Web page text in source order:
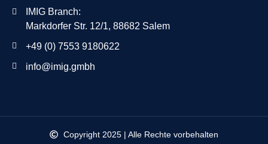
IMIG Branch:
Markdorfer Str. 12/1, 88682 Salem
+49 (0) 7553 9180622
info@imig.gmbh
Copyright 2025 | Alle Rechte vorbehalten